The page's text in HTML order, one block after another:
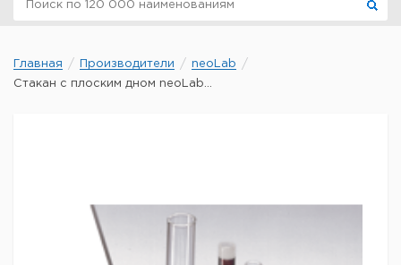
Главная Производители
neoLab
Стакан с плоским дном neoLab...